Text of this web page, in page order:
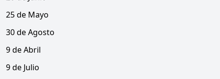
25 de Mayo
30 de Agosto
9 de Abril
9 de Julio